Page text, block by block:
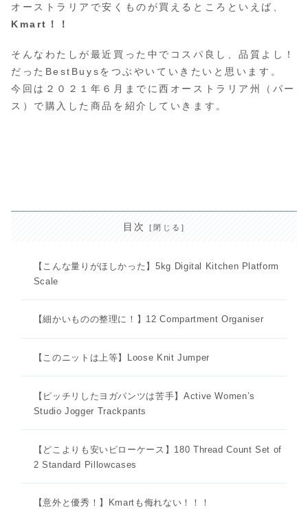
オーストラリアで安くものが買えるところといえば、
Kmart！！
そんなわたしが最近買った中でコスパ良し、品質よし！
だったBestBuysをつぶやいていきたいと思います。
今回は２０２１年６月までに西オーストラリア州（パー
ス）で購入した商品を紹介していきます。
目次
【こんな量りがほしかった】5kg Digital Kitchen Platform
Scale
【細かいものの整理に！】12 Compartment Organiser
【このニットは上等】Loose Knit Jumper
【ピッチリしたヨガパンツは苦手】Active Women’s
Studio Jogger Trackpants
【どこよりも安いピローケース】180 Thread Count Set of
2 Standard Pillowcases
【意外と優秀！】Kmartも侮れない！！！